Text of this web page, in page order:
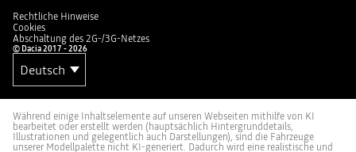
Rechtliche Hinweise
Cookies
Abschaltung des 2G-/3G-Netzes
© Dacia 2017 - 2026
Während einige Inhaltselemente auf unseren Webseiten mithilfe von KI
bearbeitet oder erstellt werden (hauptsächlich Hintergrunddetails,
Illustrationen und gelegentlich auch Darstellungen), sind die Fahrzeuge
unserer Modellpalette nicht KI-generiert. Dadurch wird eine realistische und